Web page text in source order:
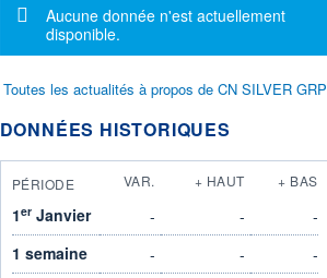
Message d'information
Aucune donnée n'est actuellement
disponible.
Toutes les actualités à propos de CN SILVER GRP
DONNÉES HISTORIQUES
PÉRIODE VAR. + HAUT + BAS
1erJanvier - -
-
1 semaine
- -
-